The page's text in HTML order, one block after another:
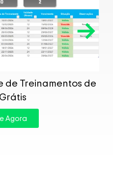
de Treinamentos de
Agora